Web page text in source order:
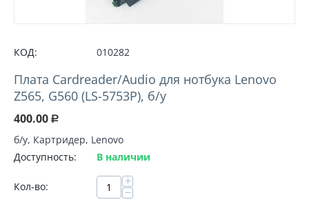
КОД: 010282
Плата Cardreader/Audio для нотбука Lenovo
Z565, G560 (LS-5753P), б/у
400.00 Р
б/у, Картридер, Lenovo
Доступность:
В наличии
Кол-во: +
−